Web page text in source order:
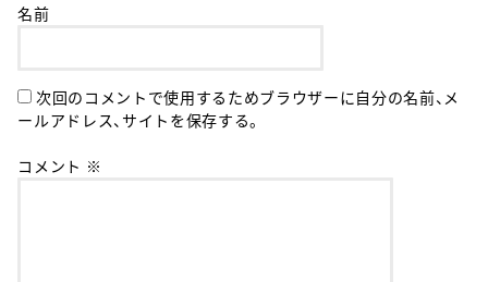
名前
次回のコメントで使用するためブラウザーに自分の名前、メ
ールアドレス、サイトを保存する。
コメント ※